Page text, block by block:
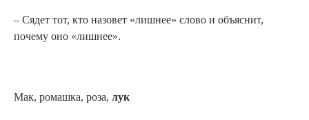
– Сядет тот, кто назовет «лишнее» слово и объяснит,
почему оно «лишнее».
Мак, ромашка, роза, лук